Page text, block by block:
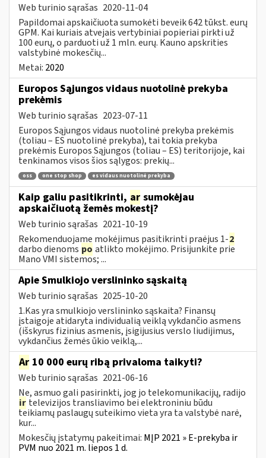
Web turinio sąrašas 2020-11-04
Papildomai apskaičiuota sumokėti beveik 642 tūkst. eurų
GPM. Kai kuriais atvejais vertybiniai popieriai pirkti už
100 eurų, o parduoti už 1 mln. eurų. Kauno apskrities
valstybinė mokesčių...
Metai: 2020
Europos Sąjungos vidaus nuotolinė prekyba
prekėmis
Web turinio sąrašas 2023-07-11
Europos Sąjungos vidaus nuotolinė prekyba prekėmis
(toliau – ES nuotolinė prekyba), tai tokia prekyba
prekėmis Europos Sąjungos (toliau – ES) teritorijoje, kai
tenkinamos visos šios sąlygos: prekių...
oss one stop shop es vidaus nuotolinė prekyba
Kaip galiu pasitikrinti, ar sumokėjau
apskaičiuotą žemės mokestį?
Web turinio sąrašas 2021-10-19
Rekomenduojame mokėjimus pasitikrinti praėjus 1-2
darbo dienoms po atlikto mokėjimo. Prisijunkite prie
Mano VMI sistemos; ...
Apie Smulkiojo verslininko sąskaitą
Web turinio sąrašas 2025-10-20
1.Kas yra smulkiojo verslininko sąskaita? Finansų
įstaigoje atidaryta individualią veiklą vykdančio asmens
(išskyrus fizinius asmenis, įsigijusius verslo liudijimus,
vykdančius žemės ūkio veiklą,...
Ar 10 000 eurų ribą privaloma taikyti?
Web turinio sąrašas 2021-06-16
Ne, asmuo gali pasirinkti, jog jo telekomunikacijų, radijo
ir televizijos transliavimo bei elektroniniu būdu
teikiamų paslaugų suteikimo vieta yra ta valstybė narė,
kur...
Mokesčių įstatymų pakeitimai: MĮP 2021 » E-prekyba ir
PVM nuo 2021 m. liepos 1 d.